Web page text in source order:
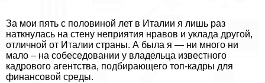
За мои пять с половиной лет в Италии я лишь раз
наткнулась на стену неприятия нравов и уклада другой,
отличной от Италии страны. А была я — ни много ни
мало – на собеседовании у владельца известного
кадрового агентства, подбирающего топ-кадры для
финансовой среды.